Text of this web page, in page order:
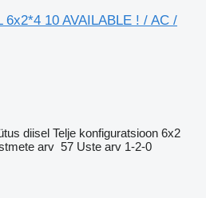
6x2*4 10 AVAILABLE ! / AC /
diisel Telje konfiguratsioon 6x2
arv 57 Uste arv 1-2-0